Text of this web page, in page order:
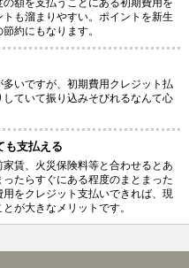
額を支払うことにある初期費用を
も溜まりやすい。ポイントを新生
約にもなります。
いですが、初期費用クレジット払
ていて振り込みそびれるなんて心
も支払える
賃、火災保険料等と合わせるとあ
たらすぐにある程度のまとまった
をクレジット支払いできれば、現
が大きなメリットです。